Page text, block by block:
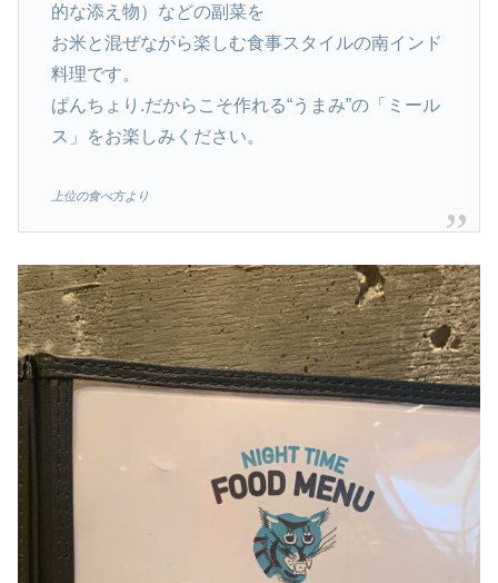
的な添え物）などの副菜を
お米と混ぜながら楽しむ食事スタイルの南インド
料理です。
ぱんちょり.だからこそ作れる“うまみ”の「ミール
ス」をお楽しみください。
上位の食べ方より